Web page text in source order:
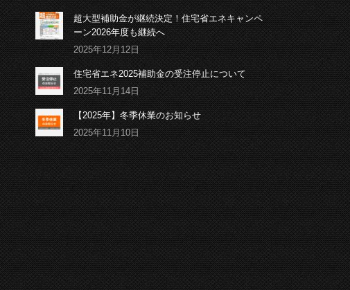
超大型補助金が継続決定！住宅省エネキャンペ
ーン2026年度も継続へ
2025年12月12日
住宅省エネ2025補助金の受注停止について
2025年11月14日
【2025年】冬季休業のお知らせ
2025年11月10日